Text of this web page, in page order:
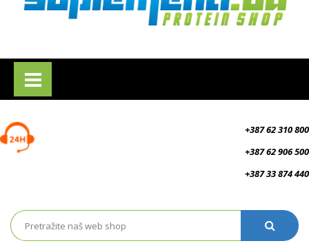
+387 62 310 800
+387 62 906 500
+387 33 874 440